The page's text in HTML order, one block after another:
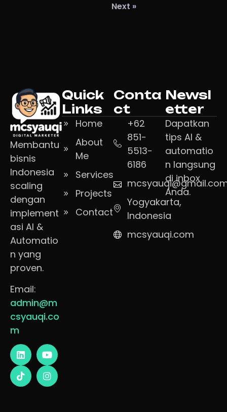
Next »
Membantu
bisnis
Indonesia
scaling
dengan
implement
asi AI &
Automatio
n yang
proven.
Email:
admin@m
csyauqi.co
m
Quick
Links
Home
About
Me
Services
Projects
Contact
Conta
ct
+62
851-
5513-
6186
Yogyakarta,
Indonesia
mcsyauqi.com
Newsl
etter
Dapatkan
tips AI &
automatio
n langsung
di inbox
Anda.